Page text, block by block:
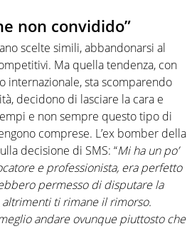
non convidido”
scelte simili, abbandonarsi al
Ma quella tendenza, con
internazionale, sta scomparendo
decidono di lasciare la cara e
e non sempre questo tipo di
comprese. L’ex bomber della
decisione di SMS: “Mi ha un po’
e professionista, era perfetto
permesso di disputare la
altrimenti ti rimane il rimorso.
andare ovunque piuttosto che